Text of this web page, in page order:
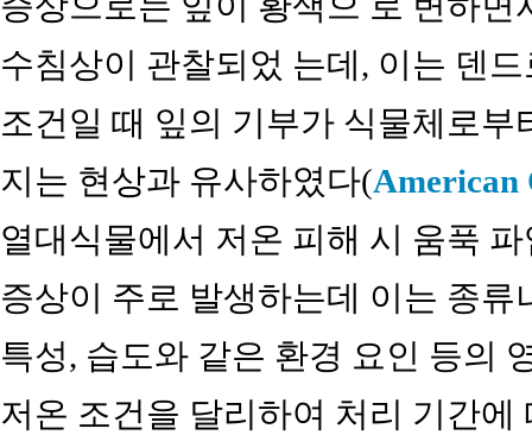
수침상이 관찰되었 는데, 이는 덴
조건일 때 잎의 기부가 식물체로
지는 현상과 유사하였다(American
열대식물에서 저온 피해 시 움푹
증상이 주로 발생하는데 이는 종
특성, 습도와 같은 환경 요인 등의
저온 조건을 달리하여 처리 기간